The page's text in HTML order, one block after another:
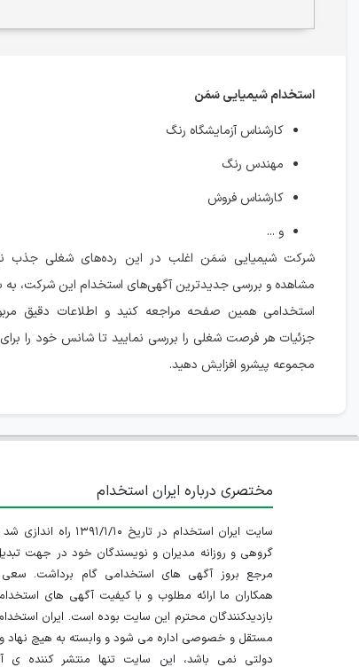
استخدام شیمیایی سَمَن
کارشناس آزمایشگاه رنگ
مهندس رنگ
کارشناس فروش
و ...
شرکت شیمیایی سَمَن اغلب در این رده‌های شغلی جذب
مشاهده و بررسی جدیدترین آگهی‌های استخدام این شرکت،
استخدامی همین صفحه مراجعه کنید و اطلاعات دقیق
جزئیات هر فرصت شغلی را بررسی نمایید تا شانس خود را
مجموعه پیشرو افزایش دهید.
مختصری درباره ایران استخدام
سایت ایران استخدام در تاریخ ۱۳۹۱/
گروهی و روزانه مدیران و نویسندگان خود در جهت
مرجع بروز آگهی های استخدامی گام برداشت.
همکاران ما ارائه مطلوب و با کیفیت آگهی های
بازدیدکنندگان محترم این سایت بوده است. ایران
مستقل و خصوصی اداره می شود و وابسته به هیچ نهاد و
دولتی نمی باشد، این سایت تنها منتشر کننده ی